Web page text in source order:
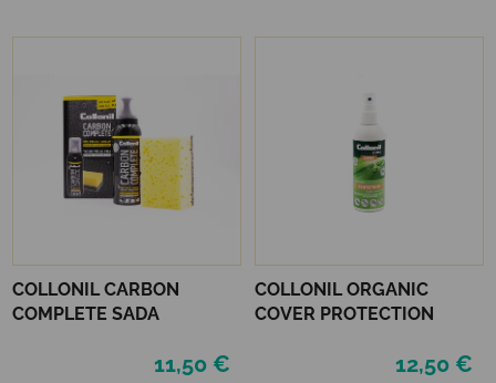
COLLONIL CARBON
COMPLETE SADA
11,50 €
COLLONIL ORGANIC
COVER PROTECTION
12,50 €